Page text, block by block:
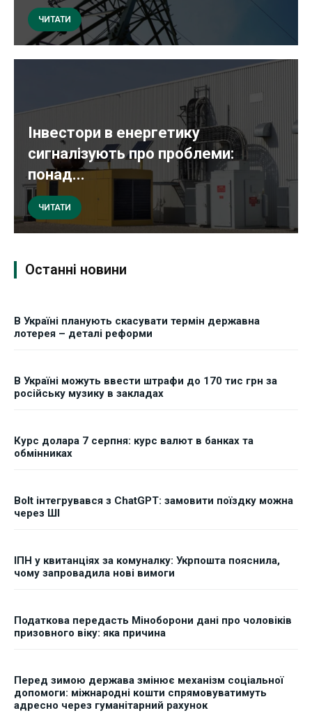
ЧИТАТИ
Інвестори в енергетику
сигналізують про проблеми:
понад...
ЧИТАТИ
Останні новини
В Україні планують скасувати термін державна
лотерея – деталі реформи
В Україні можуть ввести штрафи до 170 тис грн за
російську музику в закладах
Курс долара 7 серпня: курс валют в банках та
обмінниках
Bolt інтегрувався з ChatGPT: замовити поїздку можна
через ШІ
ІПН у квитанціях за комуналку: Укрпошта пояснила,
чому запровадила нові вимоги
Податкова передасть Міноборони дані про чоловіків
призовного віку: яка причина
Перед зимою держава змінює механізм соціальної
допомоги: міжнародні кошти спрямовуватимуть
адресно через гуманітарний рахунок